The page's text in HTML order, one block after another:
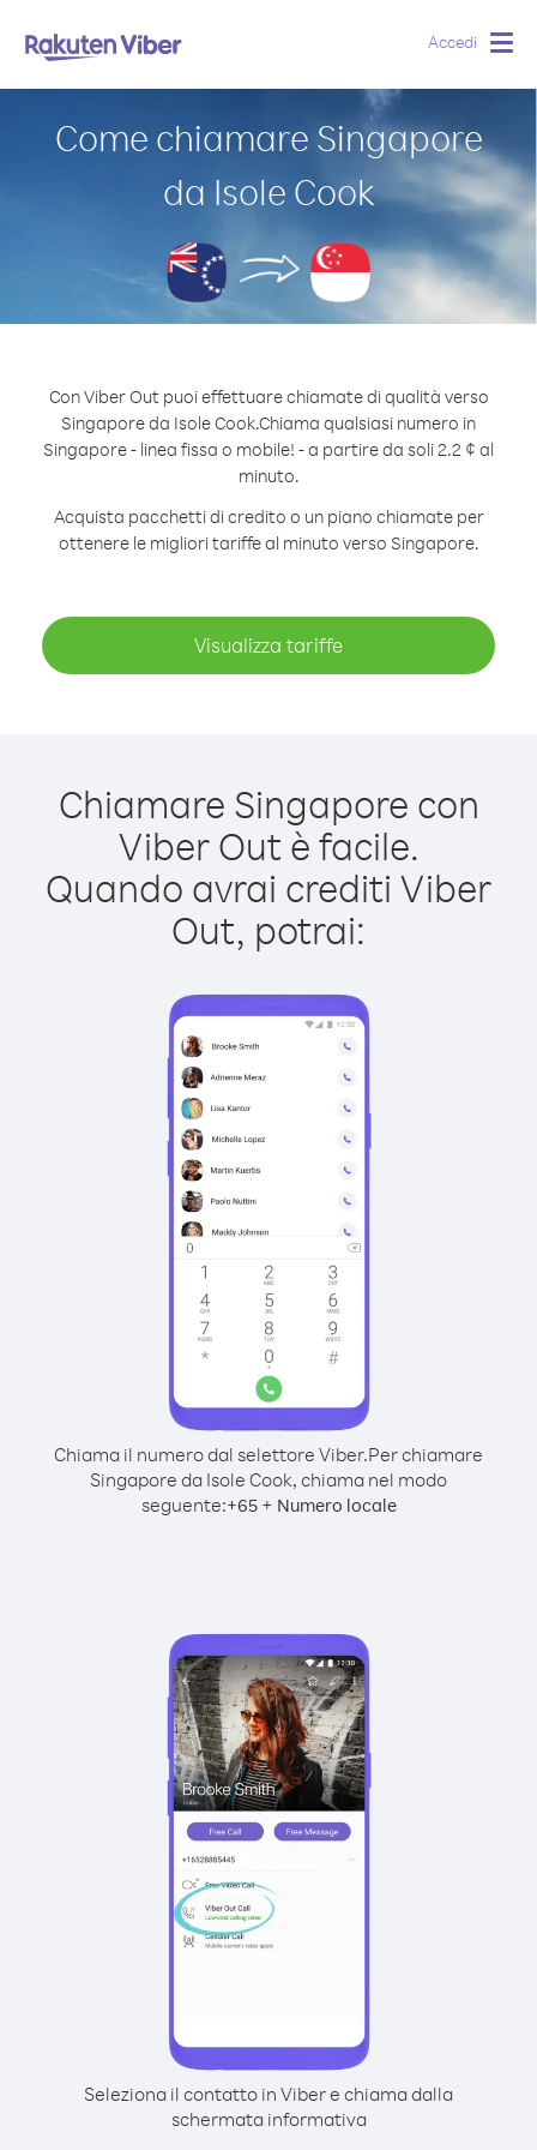
Accedi
Come chiamare Singapore
da Isole Cook
Con Viber Out puoi effettuare chiamate di qualità verso
Singapore da Isole Cook.Chiama qualsiasi numero in
Singapore - linea fissa o mobile! - a partire da soli 2.2 ¢ al
minuto.
Acquista pacchetti di credito o un piano chiamate per
ottenere le migliori tariffe al minuto verso Singapore.
Visualizza tariffe
Chiamare Singapore con
Viber Out è facile.
Quando avrai crediti Viber
Out, potrai:
Chiama il numero dal selettore Viber.Per chiamare
Singapore da Isole Cook, chiama nel modo
seguente:+65+ Numero locale
Seleziona il contatto in Viber e chiama dalla
schermata informativa